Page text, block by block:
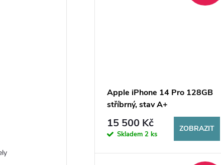
Apple iPhone 14 Pro 128GB
stříbrný, stav A+
15 500 Kč
Skladem 2 ks
ZOBRAZIT